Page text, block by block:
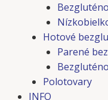
Hotové
Parené
Polotovary
INFO